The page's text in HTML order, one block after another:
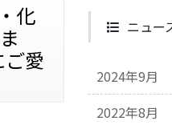
ニュー
2024年9月
2022年8月
化
愛